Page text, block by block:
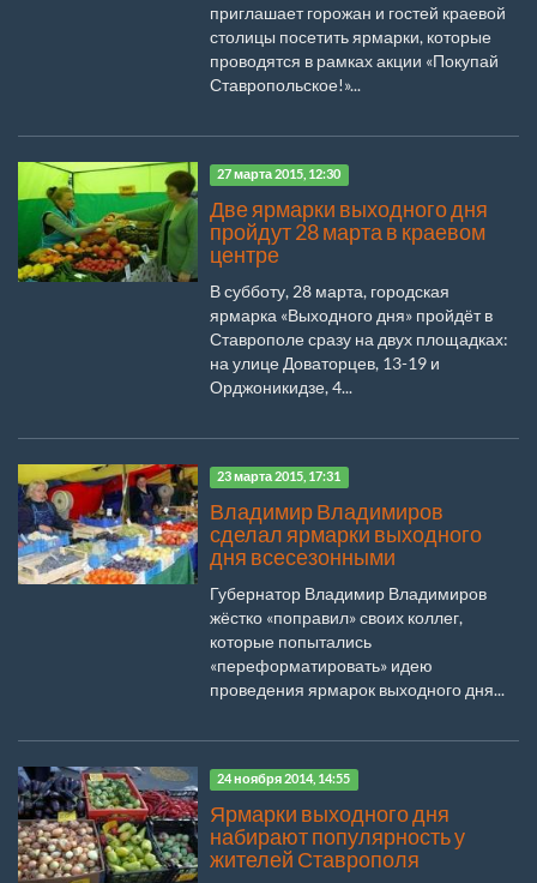
приглашает горожан и гостей краевой
столицы посетить ярмарки, которые
проводятся в рамках акции «Покупай
Ставропольское!»...
27 марта 2015, 12:30
Две ярмарки выходного дня
пройдут 28 марта в краевом
центре
В субботу, 28 марта, городская
ярмарка «Выходного дня» пройдёт в
Ставрополе сразу на двух площадках:
на улице Доваторцев, 13-19 и
Орджоникидзе, 4...
23 марта 2015, 17:31
Владимир Владимиров
сделал ярмарки выходного
дня всесезонными
Губернатор Владимир Владимиров
жёстко «поправил» своих коллег,
которые попытались
«переформатировать» идею
проведения ярмарок выходного дня...
24 ноября 2014, 14:55
Ярмарки выходного дня
набирают популярность у
жителей Ставрополя